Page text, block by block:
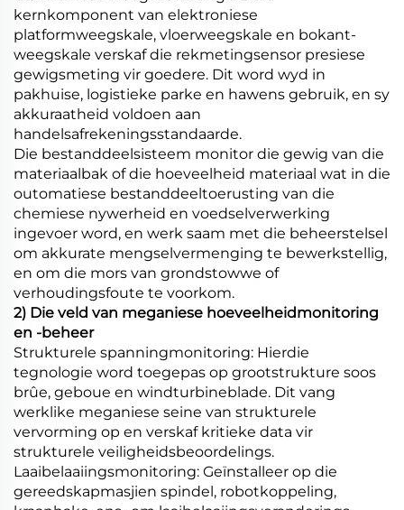
kernkomponent van elektroniese
platformweegskale, vloerweegskale en bokant-
weegskale verskaf die rekmetingsensor presiese
gewigsmeting vir goedere. Dit word wyd in
pakhuise, logistieke parke en hawens gebruik, en sy
akkuraatheid voldoen aan
handelsafrekeningsstandaarde.
Die bestanddeelsisteem monitor die gewig van die
materiaalbak of die hoeveelheid materiaal wat in die
outomatiese bestanddeeltoerusting van die
chemiese nywerheid en voedselverwerking
ingevoer word, en werk saam met die beheerstelsel
om akkurate mengselvermenging te bewerkstellig,
en om die mors van grondstowwe of
verhoudingsfoute te voorkom.
2) Die veld van meganiese hoeveelheidmonitoring
en -beheer
Strukturele spanningmonitoring: Hierdie
tegnologie word toegepas op grootstrukture soos
brûe, geboue en windturbineblade. Dit vang
werklike meganiese seine van strukturele
vervorming op en verskaf kritieke data vir
strukturele veiligheidsbeoordelings.
Laaibelaaiingsmonitoring: Geïnstalleer op die
gereedskapmasjien spindel, robotkoppeling,